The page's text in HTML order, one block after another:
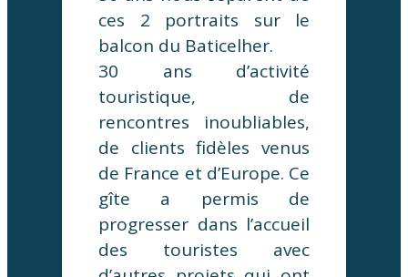
ces 2 portraits sur le
balcon du Baticelher.
30 ans d’activité
touristique, de
rencontres inoubliables,
de clients fidèles venus
de France et d’Europe. Ce
gîte a permis de
progresser dans l’accueil
des touristes avec